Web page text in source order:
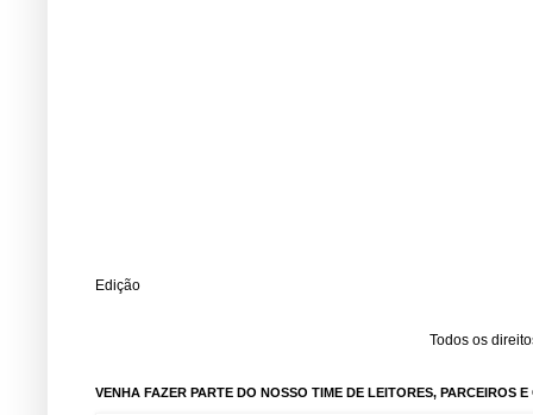
Edição
Todos os
VENHA FAZER PARTE DO NOSSO TIME DE LEITORES, PARCEIROS